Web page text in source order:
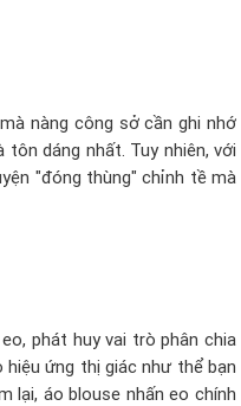
nàng công sở cần ghi nhớ
dáng nhất. Tuy nhiên, với
"đóng thùng" chỉnh tề mà
phát huy vai trò phân chia
ứng thị giác như thể bạn
lại, áo blouse nhấn eo chính